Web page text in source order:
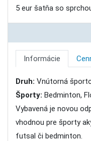
5 eur šatňa so
Informácie
Druh: Vnútorná
Športy: Bedminton,
Vybavená je novou
vhodnou pre športy
futsal či bedminton.